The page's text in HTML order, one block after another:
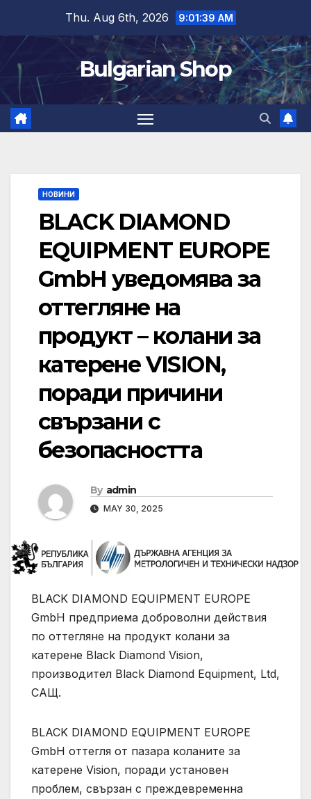
content
Thu. Aug 6th, 2026 9:01:40 AM
Bulgarian Shop
НОВИНИ
BLACK DIAMOND
EQUIPMENT EUROPE
GmbH уведомява за
оттегляне на
продукт – колани за
катерене VISION,
поради причини
свързани с
безопасността
By admin
MAY 30, 2025
BLACK DIAMOND EQUIPMENT EUROPE
GmbH предприема доброволни действия
по оттегляне на продукт колани за
катерене Black Diamond Vision,
производител Black Diamond Equipment, Ltd,
САЩ.
BLACK DIAMOND EQUIPMENT EUROPE
GmbH оттегля от пазара коланите за
катерене Vision, поради установен
проблем, свързан с преждевременна